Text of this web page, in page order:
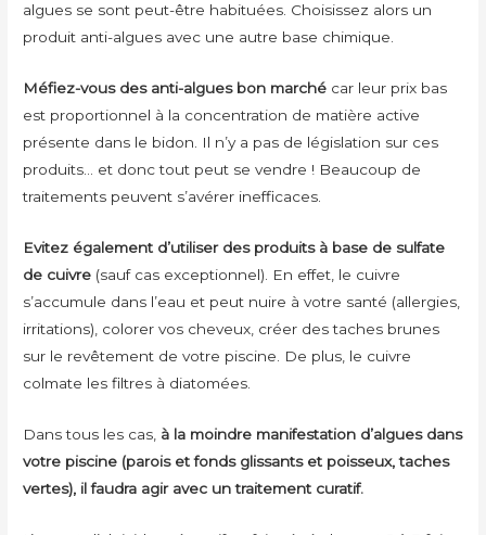
algues se sont peut-être habituées. Choisissez alors un
produit anti-algues avec une autre base chimique.
Méfiez-vous des anti-algues bon marché car leur prix bas
est proportionnel à la concentration de matière active
présente dans le bidon. Il n’y a pas de législation sur ces
produits… et donc tout peut se vendre ! Beaucoup de
traitements peuvent s’avérer inefficaces.
Evitez également d’utiliser des produits à base de sulfate
de cuivre (sauf cas exceptionnel). En effet, le cuivre
s’accumule dans l’eau et peut nuire à votre santé (allergies,
irritations), colorer vos cheveux, créer des taches brunes
sur le revêtement de votre piscine. De plus, le cuivre
colmate les filtres à diatomées.
Dans tous les cas, à la moindre manifestation d’algues dans
votre piscine (parois et fonds glissants et poisseux, taches
vertes), il faudra agir avec un traitement curatif.